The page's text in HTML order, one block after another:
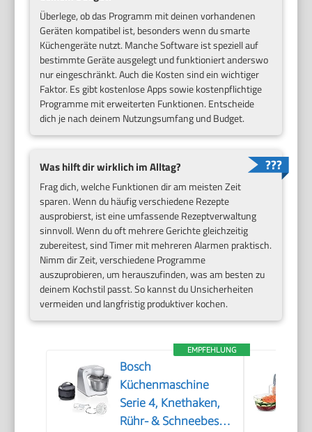
Überlege, ob das Programm mit deinen vorhandenen
Geräten kompatibel ist, besonders wenn du smarte
Küchengeräte nutzt. Manche Software ist speziell auf
bestimmte Geräte ausgelegt und funktioniert anderswo
nur eingeschränkt. Auch die Kosten sind ein wichtiger
Faktor. Es gibt kostenlose Apps sowie kostenpflichtige
Programme mit erweiterten Funktionen. Entscheide
dich je nach deinem Nutzungsumfang und Budget.
Was hilft dir wirklich im Alltag?
Frag dich, welche Funktionen dir am meisten Zeit
sparen. Wenn du häufig verschiedene Rezepte
ausprobierst, ist eine umfassende Rezeptverwaltung
sinnvoll. Wenn du oft mehrere Gerichte gleichzeitig
zubereitest, sind Timer mit mehreren Alarmen praktisch.
Nimm dir Zeit, verschiedene Programme
auszuprobieren, um herauszufinden, was am besten zu
deinem Kochstil passt. So kannst du Unsicherheiten
vermeiden und langfristig produktiver kochen.
EMPFEHLUNG
Bosch
Küchenmaschine
Serie 4, Knethaken,
Rühr- & Schneebesen